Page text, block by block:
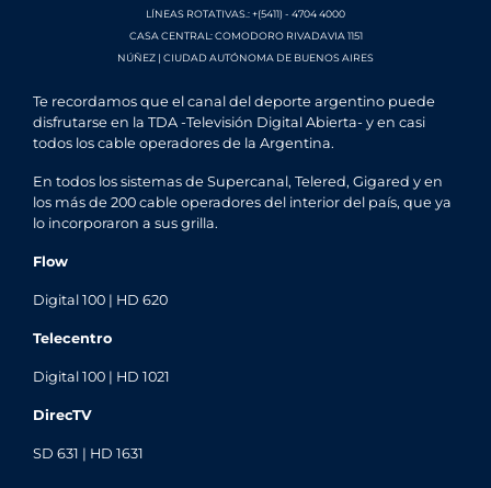
LÍNEAS ROTATIVAS.: +(5411) - 4704 4000
CASA CENTRAL: COMODORO RIVADAVIA 1151
NÚÑEZ | CIUDAD AUTÓNOMA DE BUENOS AIRES
Te recordamos que el canal del deporte argentino puede
disfrutarse en la TDA -Televisión Digital Abierta- y en casi
todos los cable operadores de la Argentina.
En todos los sistemas de Supercanal, Telered, Gigared y en
los más de 200 cable operadores del interior del país, que ya
lo incorporaron a sus grilla.
Flow
Digital 100 | HD 620
Telecentro
Digital 100 | HD 1021
DirecTV
SD 631 | HD 1631